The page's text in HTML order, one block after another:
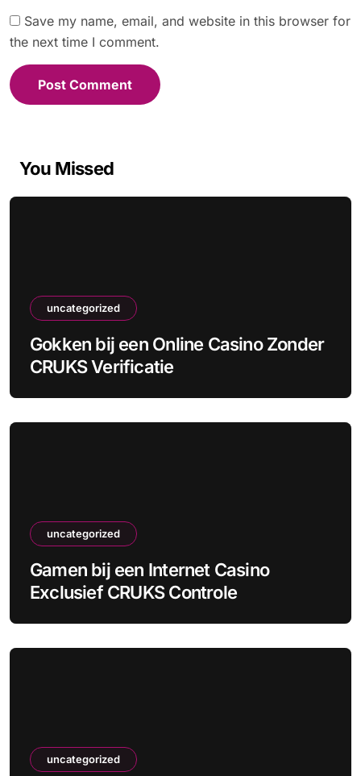
Save my name, email, and website in this browser for
the next time I comment.
You Missed
uncategorized
Gokken bij een Online Casino Zonder
CRUKS Verificatie
uncategorized
Gamen bij een Internet Casino
Exclusief CRUKS Controle
uncategorized